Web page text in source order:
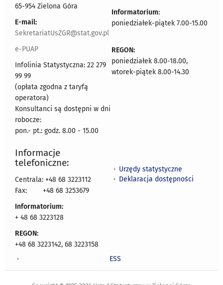
65-954 Zielona Góra
E-mail:
SekretariatUsZGR@stat.gov.pl
e-PUAP
Infolinia Statystyczna: 22 279
99 99
(opłata zgodna z taryfą
operatora)
Konsultanci są dostępni w dni
robocze:
pon.- pt.: godz. 8.00 - 15.00
Informatorium:
poniedziałek-piątek 7.00-15.00
REGON:
poniedziałek 8.00-18.00,
wtorek-piątek 8.00-14.30
Informacje
telefoniczne:
Centrala: +48 68 3223112
Fax:
+48 68 3253679
Informatorium:
+ 48 68 3223128
REGON:
+48 68 3223142, 68 3223158
Urzędy statystyczne
Deklaracja dostępności
ESS